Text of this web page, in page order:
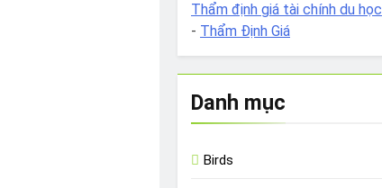
Thẩm định giá tài chính du học
- Thẩm Định Giá
Danh mục
Birds